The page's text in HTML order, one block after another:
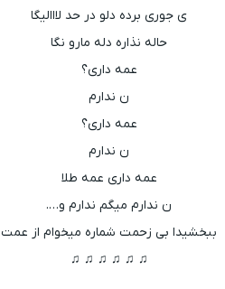
ی جوری برده دلو در حد لااالیگا
حاله نذاره دله مارو نگا
عمه داری؟
ن ندارم
عمه داری؟
ن ندارم
عمه داری عمه طلا
ن ندارم میگم ندارم و….
ببخشیدا بی زحمت شماره میخوام از عمت
♫ ♫ ♫ ♫ ♫ ♫